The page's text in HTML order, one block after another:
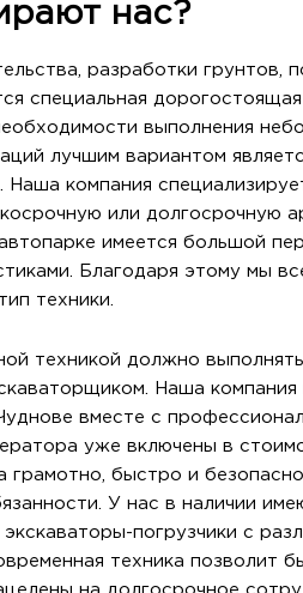
нас?
разработки грунтов,
специальная
выполнения
лучшим вариантом
Наша компания
или долгосрочную
имеется большой
Благодаря этому мы
техники.
техникой должно
Наша компания
вместе с
уже включены в
грамотно, быстро и
У нас в наличии
погрузчики с
техника позволит